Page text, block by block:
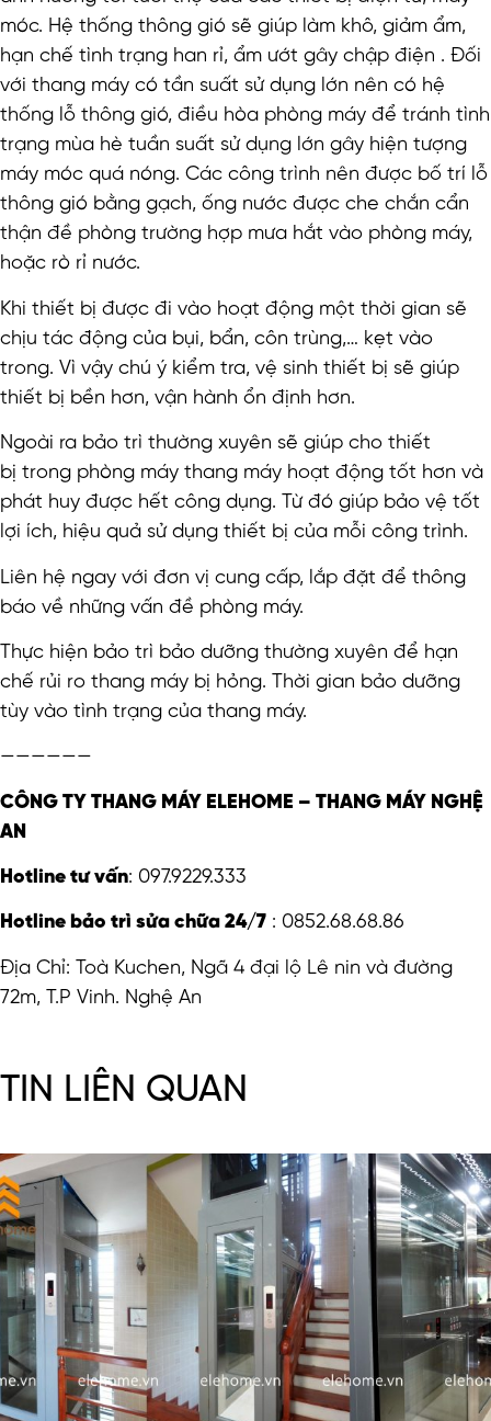
móc. Hệ thống thông gió sẽ giúp làm khô, giảm ẩm,
hạn chế tình trạng han rỉ, ẩm ướt gây chập điện . Đối
với thang máy có tần suất sử dụng lớn nên có hệ
thống lỗ thông gió, điều hòa phòng máy để tránh tình
trạng mùa hè tuần suất sử dụng lớn gây hiện tượng
máy móc quá nóng. Các công trình nên được bố trí lỗ
thông gió bằng gạch, ống nước được che chắn cẩn
thận đề phòng trường hợp mưa hắt vào phòng máy,
hoặc rò rỉ nước.
Khi thiết bị được đi vào hoạt động một thời gian sẽ
chịu tác động của bụi, bẩn, côn trùng,… kẹt vào
trong. Vì vậy chú ý kiểm tra, vệ sinh thiết bị sẽ giúp
thiết bị bền hơn, vận hành ổn định hơn.
Ngoài ra bảo trì thường xuyên sẽ giúp cho thiết
bị trong phòng máy thang máy hoạt động tốt hơn và
phát huy được hết công dụng. Từ đó giúp bảo vệ tốt
lợi ích, hiệu quả sử dụng thiết bị của mỗi công trình.
Liên hệ ngay với đơn vị cung cấp, lắp đặt để thông
báo về những vấn đề phòng máy.
Thực hiện bảo trì bảo dưỡng thường xuyên để hạn
chế rủi ro thang máy bị hỏng. Thời gian bảo dưỡng
tùy vào tình trạng của thang máy.
——————
CÔNG TY THANG MÁY ELEHOME – THANG MÁY NGHỆ
AN
Hotline tư vấn: 097.9229.333
Hotline bảo trì sửa chữa 24/7 : 0852.68.68.86
Địa Chỉ: Toà Kuchen, Ngã 4 đại lộ Lê nin và đường
72m, T.P Vinh. Nghệ An
TIN LIÊN QUAN